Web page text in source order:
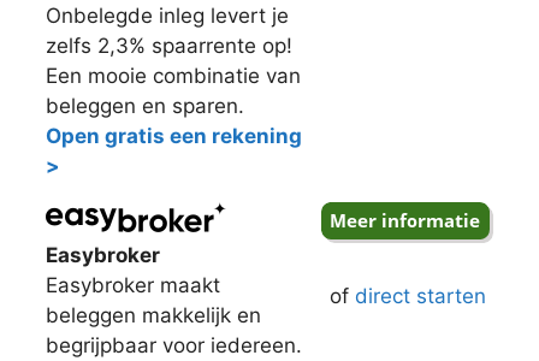
Onbelegde inleg levert je
zelfs 2,3% spaarrente op!
Een mooie combinatie van
beleggen en sparen.
Open gratis een rekening
>
Easybroker
Easybroker maakt
beleggen makkelijk en
begrijpbaar voor iedereen.
of direct starten